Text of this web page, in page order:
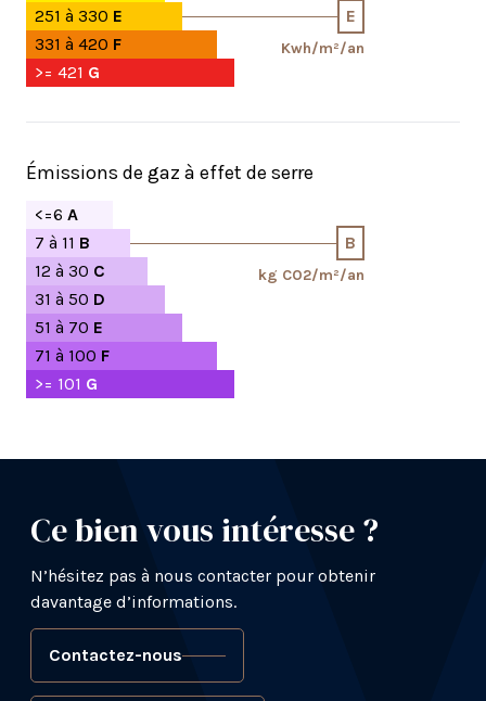
251 à 330 E E
Kwh/m²/an
331 à 420 F
>= 421 G
Émissions de gaz à effet de serre
<=6 A
7 à 11 B B
kg CO2/m²/an
12 à 30 C
31 à 50 D
51 à 70 E
71 à 100 F
>= 101 G
Ce bien vous intéresse ?
N’hésitez pas à nous contacter pour obtenir
davantage d’informations.
Contactez-nous